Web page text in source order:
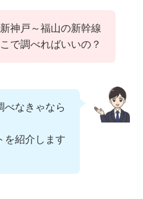
神戸～福山の新幹線
で調べればいいの？
べなきゃなら
を紹介します